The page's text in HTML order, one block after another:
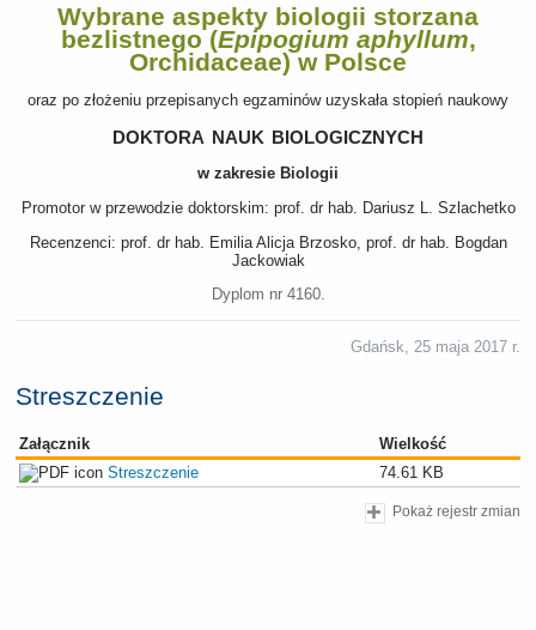
Wybrane aspekty biologii storzana
bezlistnego (Epipogium aphyllum,
Orchidaceae) w Polsce
oraz po złożeniu przepisanych egzaminów uzyskała stopień naukowy
doktora nauk biologicznych
w zakresie Biologii
Promotor w przewodzie doktorskim: prof. dr hab. Dariusz L. Szlachetko
Recenzenci: prof. dr hab. Emilia Alicja Brzosko, prof. dr hab. Bogdan
Jackowiak
Dyplom nr 4160.
Gdańsk, 25 maja 2017 r.
Streszczenie
Załącznik
Wielkość
Streszczenie
74.61 KB
Pokaż rejestr zmian